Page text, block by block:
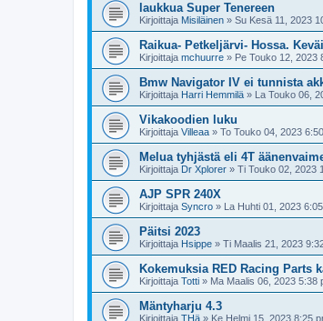
laukkua Super Tenereen
Kirjoittaja Misiläinen » Su Kesä 11, 2023
Raikua- Petkeljärvi- Hossa.
Kirjoittaja mchuurre » Pe Touko 12, 2023
Bmw Navigator IV ei tunnista
Kirjoittaja Harri Hemmilä » La Touko 06,
Vikakoodien luku
Kirjoittaja Villeaa » To Touko 04, 2023
Melua tyhjästä eli 4T
Kirjoittaja Dr Xplorer » Ti Touko 02, 2023
AJP SPR 240X
Kirjoittaja Syncro » La Huhti 01, 2023
Päitsi 2023
Kirjoittaja Hsippe » Ti Maalis 21, 2023
Kokemuksia RED Racing Parts
Kirjoittaja Totti » Ma Maalis 06, 2023 5:38
Mäntyharju 4.3
Kirjoittaja THä » Ke Helmi 15, 2023 8:25